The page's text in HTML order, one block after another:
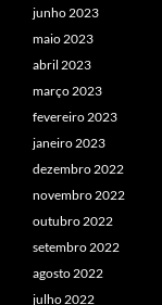
junho 2023
maio 2023
abril 2023
março 2023
fevereiro 2023
janeiro 2023
dezembro 2022
novembro 2022
outubro 2022
setembro 2022
agosto 2022
julho 2022